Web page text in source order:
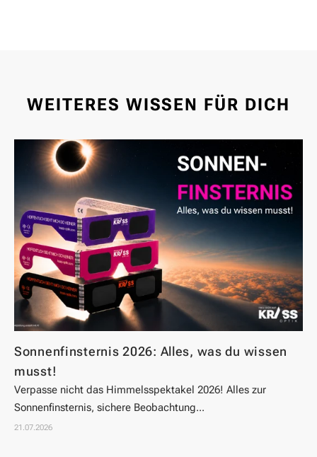
WEITERES WISSEN FÜR DICH
Sonnenfinsternis 2026: Alles, was du wissen
musst!
Verpasse nicht das Himmelsspektakel 2026! Alles zur
Sonnenfinsternis, sichere Beobachtung...
21.07.2026